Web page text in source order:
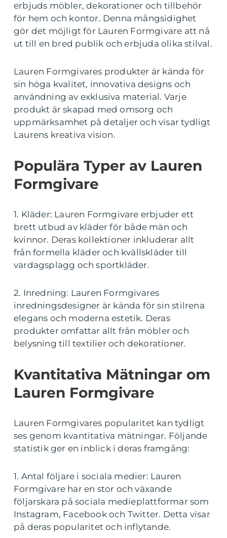
erbjuds möbler, dekorationer och tillbehör
för hem och kontor. Denna mångsidighet
gör det möjligt för Lauren Formgivare att nå
ut till en bred publik och erbjuda olika stilval.
Lauren Formgivares produkter är kända för
sin höga kvalitet, innovativa designs och
användning av exklusiva material. Varje
produkt är skapad med omsorg och
uppmärksamhet på detaljer och visar tydligt
Laurens kreativa vision.
Populära Typer av Lauren
Formgivare
1. Kläder: Lauren Formgivare erbjuder ett
brett utbud av kläder för både män och
kvinnor. Deras kollektioner inkluderar allt
från formella kläder och kvällskläder till
vardagsplagg och sportkläder.
2. Inredning: Lauren Formgivares
inredningsdesigner är kända för sin stilrena
elegans och moderna estetik. Deras
produkter omfattar allt från möbler och
belysning till textilier och dekorationer.
Kvantitativa Mätningar om
Lauren Formgivare
Lauren Formgivares popularitet kan tydligt
ses genom kvantitativa mätningar. Följande
statistik ger en inblick i deras framgång:
1. Antal följare i sociala medier: Lauren
Formgivare har en stor och växande
följarskara på sociala medieplattformar som
Instagram, Facebook och Twitter. Detta visar
på deras popularitet och inflytande.